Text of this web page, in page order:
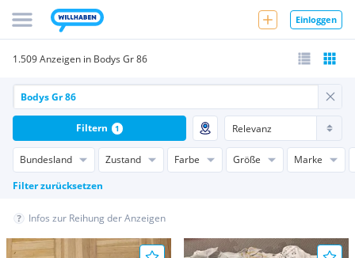
Einloggen
1.509 Anzeigen in Bodys Gr 86
Bundesland Zustand Farbe Größe
Marke
Filter zurücksetzen
Filtern 1
Infos zur Reihung der Anzeigen